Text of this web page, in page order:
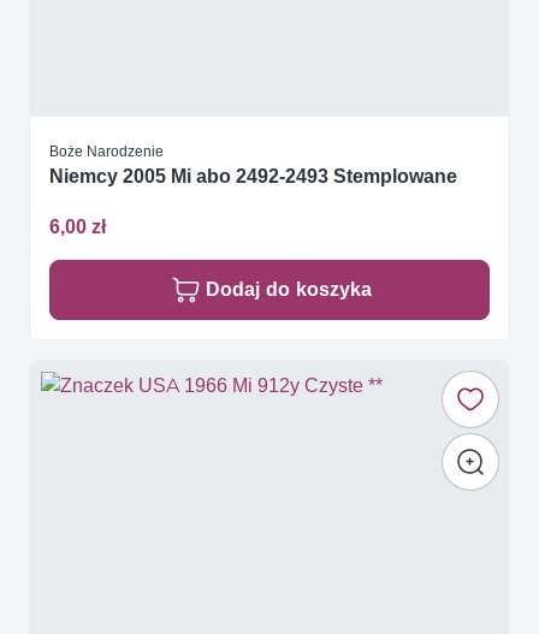
Boże Narodzenie
Niemcy 2005 Mi abo 2492-2493 Stemplowane
6,00 zł
Dodaj do koszyka